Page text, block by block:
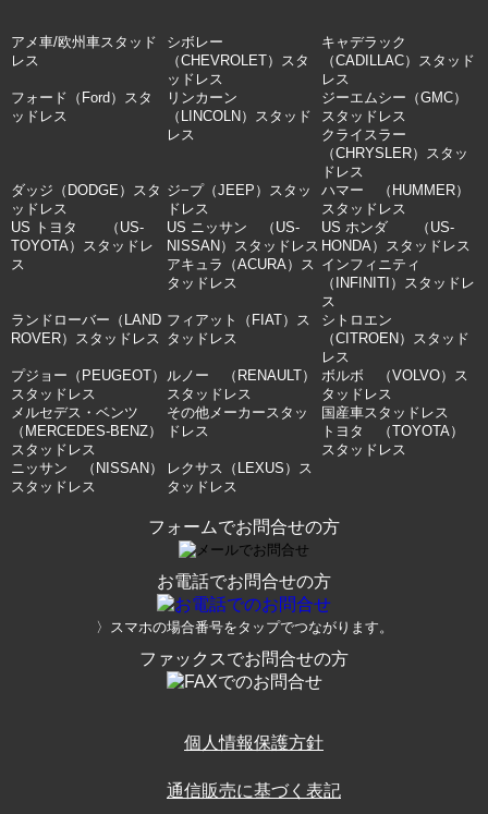
アメ車/欧州車スタッド
レス
シボレー
（CHEVROLET）スタ
ッドレス
キャデラック
（CADILLAC）スタッド
レス
フォード（Ford）スタ
ッドレス
リンカーン
（LINCOLN）スタッド
レス
ジーエムシー（GMC）
スタッドレス
クライスラー
（CHRYSLER）スタッ
ドレス
ダッジ（DODGE）スタ
ッドレス
ジ−プ（JEEP）スタッ
ドレス
ハマー （HUMMER）
スタッドレス
US トヨタ （US-
TOYOTA）スタッドレ
ス
US ニッサン （US-
NISSAN）スタッドレス
US ホンダ （US-
HONDA）スタッドレス
アキュラ（ACURA）ス
タッドレス
インフィニティ
（INFINITI）スタッドレ
ス
ランドローバー（LAND
ROVER）スタッドレス
フィアット（FIAT）ス
タッドレス
シトロエン
（CITROEN）スタッド
レス
プジョー（PEUGEOT）
スタッドレス
ルノー （RENAULT）
スタッドレス
ボルボ （VOLVO）ス
タッドレス
メルセデス・ベンツ
（MERCEDES-BENZ）
スタッドレス
その他メーカースタッ
ドレス
国産車スタッドレス
トヨタ （TOYOTA）
スタッドレス
ニッサン （NISSAN）
スタッドレス
レクサス（LEXUS）ス
タッドレス
フォームでお問合せの方
お電話でお問合せの方
〉スマホの場合番号をタップでつながります。
ファックスでお問合せの方
個人情報保護方針
通信販売に基づく表記